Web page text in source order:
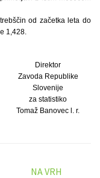
od začetka leta do
1,428.
Direktor
Zavoda Republike
Slovenije
za statistiko
Tomaž Banovec l. r.
NA VRH